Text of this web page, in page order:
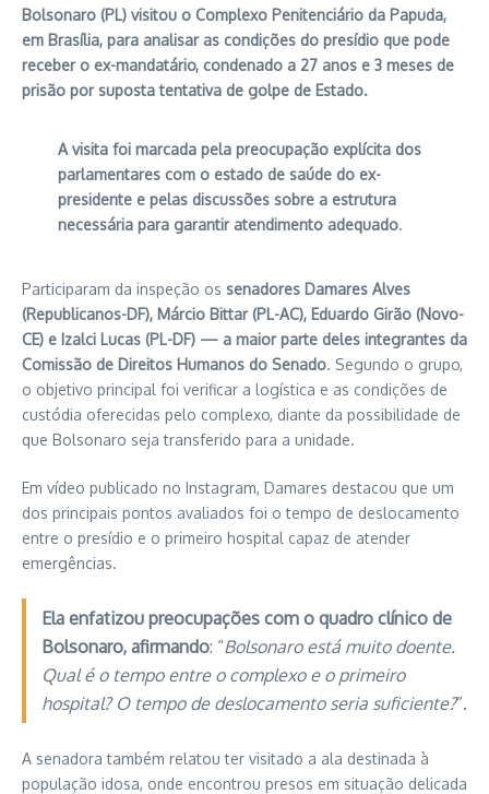
Bolsonaro (PL) visitou o Complexo Penitenciário da Papuda,
em Brasília, para analisar as condições do presídio que pode
receber o ex-mandatário, condenado a 27 anos e 3 meses de
prisão por suposta tentativa de golpe de Estado.
A visita foi marcada pela preocupação explícita dos
parlamentares com o estado de saúde do ex-
presidente e pelas discussões sobre a estrutura
necessária para garantir atendimento adequado.
Participaram da inspeção os senadores Damares Alves
(Republicanos-DF), Márcio Bittar (PL-AC), Eduardo Girão (Novo-
CE) e Izalci Lucas (PL-DF) — a maior parte deles integrantes da
Comissão de Direitos Humanos do Senado. Segundo o grupo,
o objetivo principal foi verificar a logística e as condições de
custódia oferecidas pelo complexo, diante da possibilidade de
que Bolsonaro seja transferido para a unidade.
Em vídeo publicado no Instagram, Damares destacou que um
dos principais pontos avaliados foi o tempo de deslocamento
entre o presídio e o primeiro hospital capaz de atender
emergências.
Ela enfatizou preocupações com o quadro clínico de
Bolsonaro, afirmando: “Bolsonaro está muito doente.
Qual é o tempo entre o complexo e o primeiro
hospital? O tempo de deslocamento seria suficiente?”.
A senadora também relatou ter visitado a ala destinada à
população idosa, onde encontrou presos em situação delicada